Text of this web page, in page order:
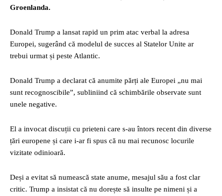
Groenlanda.
Donald Trump a lansat rapid un prim atac verbal la adresa
Europei, sugerând că modelul de succes al Statelor Unite ar
trebui urmat și peste Atlantic.
Donald Trump a declarat că anumite părți ale Europei „nu mai
sunt recognoscibile”, subliniind că schimbările observate sunt
unele negative.
El a invocat discuții cu prieteni care s-au întors recent din diverse
țări europene și care i-ar fi spus că nu mai recunosc locurile
vizitate odinioară.
Deși a evitat să numească state anume, mesajul său a fost clar
critic. Trump a insistat că nu dorește să insulte pe nimeni și a